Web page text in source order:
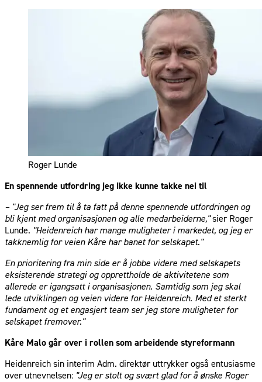
Roger Lunde
En spennende utfordring jeg ikke kunne takke nei til
– "Jeg ser frem til å ta fatt på denne spennende utfordringen og
bli kjent med organisasjonen og alle medarbeiderne,"sier Roger
Lunde. "Heidenreich har mange muligheter i markedet, og jeg er
takknemlig for veien Kåre har banet for selskapet."
En prioritering fra min side er å jobbe videre med selskapets
eksisterende strategi og opprettholde de aktivitetene som
allerede er igangsatt i organisasjonen. Samtidig som jeg skal
lede utviklingen og veien videre for Heidenreich. Med et sterkt
fundament og et engasjert team ser jeg store muligheter for
selskapet fremover."
Kåre Malo går over i rollen som arbeidende styreformann
Heidenreich sin interim Adm. direktør uttrykker også entusiasme
over utnevnelsen: "Jeg er stolt og svært glad for å ønske Roger